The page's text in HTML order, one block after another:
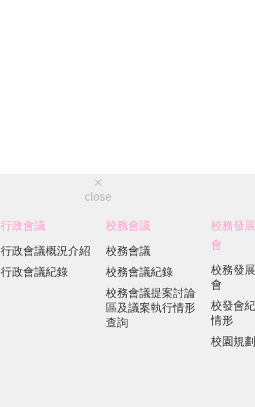
close
行政會議
行政會議概況介紹
行政會議紀錄
校務會議
校務會議
校務會議紀錄
校務會議提案討論
區及議案執行情形
查詢
校務發
會
校務發
會
校發會
情形
校園規